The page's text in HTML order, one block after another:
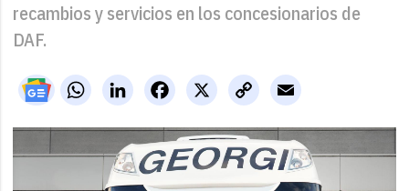
recambios y servicios en los concesionarios de
DAF.
WhatsAppLinkedIn X
Facebook
Copy
Link
Email